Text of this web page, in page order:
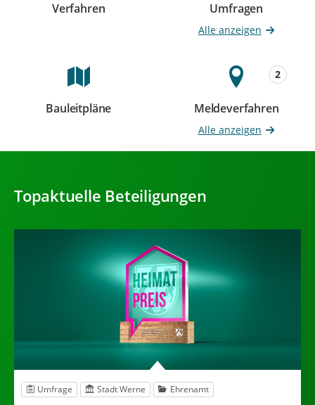
Verfahren Umfragen
Beteiligungen
Alle anzeigen
Bauleitpläne Meldeverfahren
2
Beteiligungen
Alle anzeigen
Topaktuelle Beteiligungen
Umfrage Stadt Werne Ehrenamt